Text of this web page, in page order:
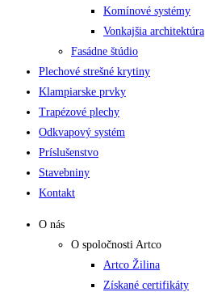
Komínové systémy
Vonkajšia architektúra
Fasádne štúdio
Plechové strešné krytiny
Klampiarske prvky
Trapézové plechy
Odkvapový systém
Príslušenstvo
Stavebniny
Kontakt
O nás
O spoločnosti Artco
Artco Žilina
Získané certifikáty